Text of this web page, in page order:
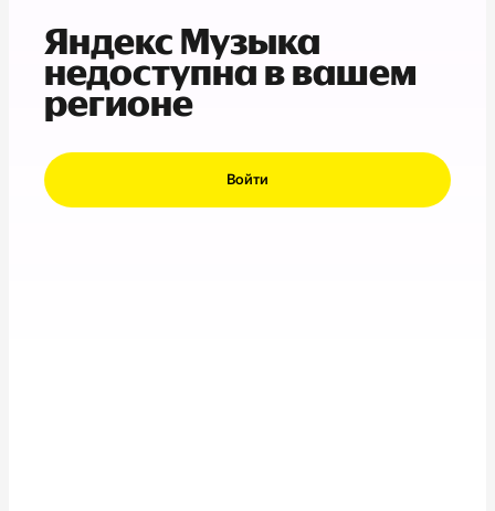
Яндекс Музыка
недоступна в вашем
регионе
Войти